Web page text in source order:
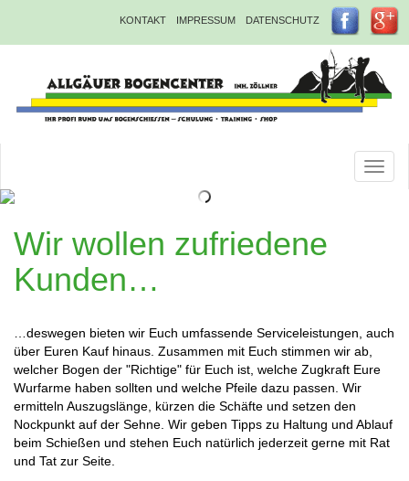
Inhalt
KONTAKT IMPRESSUM DATENSCHUTZ
Wir wollen zufriedene
Kunden…
…deswegen bieten wir Euch umfassende Serviceleistungen, auch
über Euren Kauf hinaus. Zusammen mit Euch stimmen wir ab,
welcher Bogen der "Richtige" für Euch ist, welche Zugkraft Eure
Wurfarme haben sollten und welche Pfeile dazu passen. Wir
ermitteln Auszugslänge, kürzen die Schäfte und setzen den
Nockpunkt auf der Sehne. Wir geben Tipps zu Haltung und Ablauf
beim Schießen und stehen Euch natürlich jederzeit gerne mit Rat
und Tat zur Seite.